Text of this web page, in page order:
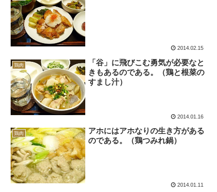
2014.02.15
鶏肉
「谷」に飛びこむ勇気が必要なと
きもあるのである。（鶏と根菜の
すまし汁）
2014.01.16
鶏肉
アホにはアホなりの生き方がある
のである。（鶏つみれ鍋）
2014.01.11